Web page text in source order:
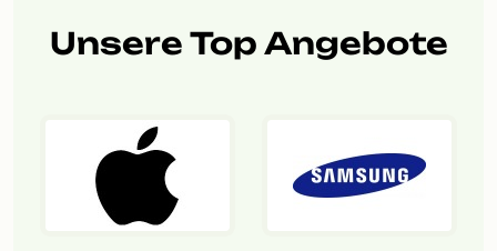
Unsere Top Angebote